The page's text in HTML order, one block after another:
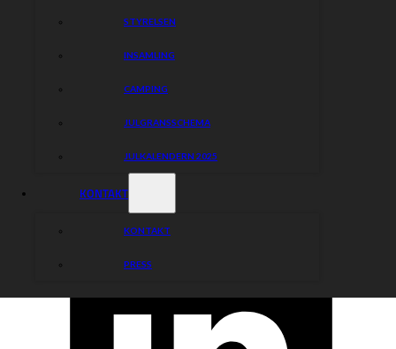
STYRELSEN
INSAMLING
CAMPING
JULGRANSSCHEMA
JULKALENDERN 2025
KONTAKT
KONTAKT
PRESS